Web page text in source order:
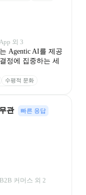
외 3
Agentic AI를 제공
정에 집중하는 세
수평적 문화
관
빠른 응답
커머스 외 2